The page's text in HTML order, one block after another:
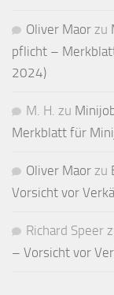
Oliver Maor zu
pflicht –
2024)
M. H. zu
Merkblatt für
Oliver Maor zu
Vorsicht vor
Richard Speer
– Vorsicht vor